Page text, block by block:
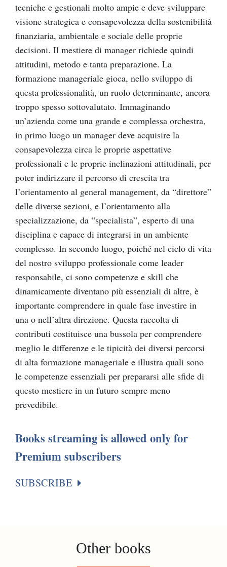
tecniche e gestionali molto ampie e deve sviluppare
visione strategica e consapevolezza della sostenibilità
finanziaria, ambientale e sociale delle proprie
decisioni. Il mestiere di manager richiede quindi
attitudini, metodo e tanta preparazione. La
formazione manageriale gioca, nello sviluppo di
questa professionalità, un ruolo determinante, ancora
troppo spesso sottovalutato. Immaginando
un’azienda come una grande e complessa orchestra,
in primo luogo un manager deve acquisire la
consapevolezza circa le proprie aspettative
professionali e le proprie inclinazioni attitudinali, per
poter indirizzare il percorso di crescita tra
l’orientamento al general management, da “direttore”
delle diverse sezioni, e l’orientamento alla
specializzazione, da “specialista”, esperto di una
disciplina e capace di integrarsi in un ambiente
complesso. In secondo luogo, poiché nel ciclo di vita
del nostro sviluppo professionale come leader
responsabile, ci sono competenze e skill che
dinamicamente diventano più essenziali di altre, è
importante comprendere in quale fase investire in
una o nell’altra direzione. Questa raccolta di
contributi costituisce una bussola per comprendere
meglio le differenze e le tipicità dei diversi percorsi
di alta formazione manageriale e illustra quali sono
le competenze essenziali per prepararsi alle sfide di
questo mestiere in un futuro sempre meno
prevedibile.
Books streaming is allowed only for
Premium subscribers
SUBSCRIBE
Other books